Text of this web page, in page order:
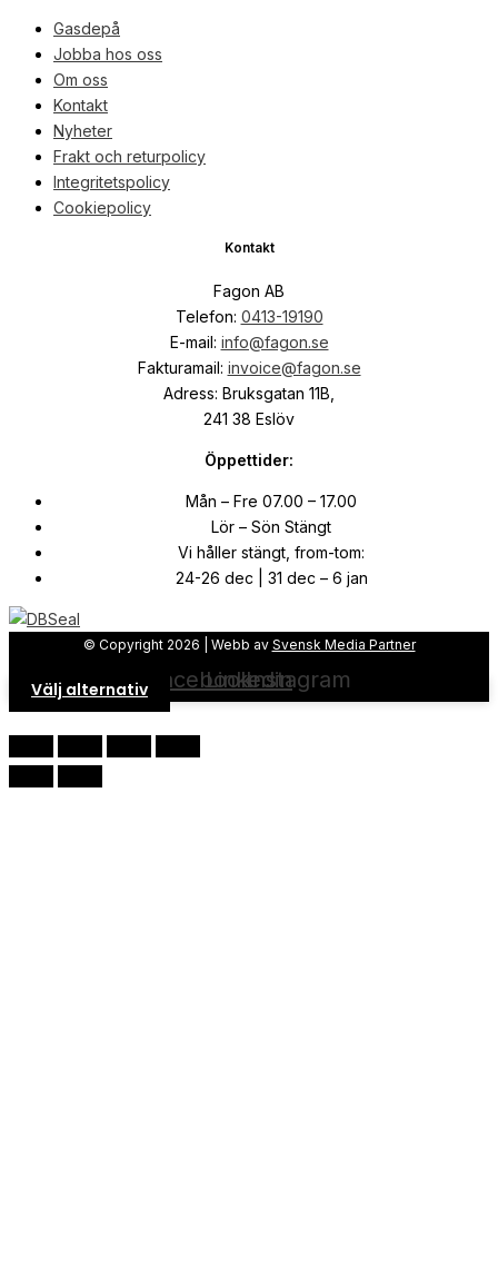
Gasdepå
Jobba hos oss
Om oss
Kontakt
Nyheter
Frakt och returpolicy
Integritetspolicy
Cookiepolicy
Kontakt
Fagon AB
Telefon: 0413-19190
E-mail: info@fagon.se
Fakturamail: invoice@fagon.se
Adress: Bruksgatan 11B,
241 38 Eslöv
Öppettider:
Mån – Fre 07.00 – 17.00
Lör – Sön Stängt
Vi håller stängt, from-tom:
24-26 dec | 31 dec – 6 jan
© Copyright 2026 | Webb av Svensk Media Partner
Facebook
Linkedin
Instagram
Välj alternativ